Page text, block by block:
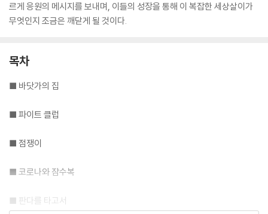
르게 응원의 메시지를 보내며, 이들의 성장을 통해 이 복잡한 세상살이가
무엇인지 조금은 깨닫게 될 것이다.
목차
■ 바닷가의 집
■ 파이트 클럽
■ 점쟁이
■ 코로나와 잠수복
■ 판다를 타고서